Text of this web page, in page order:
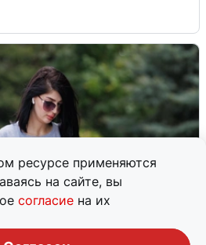
ресурсе применяются
на сайте, вы
согласие на их